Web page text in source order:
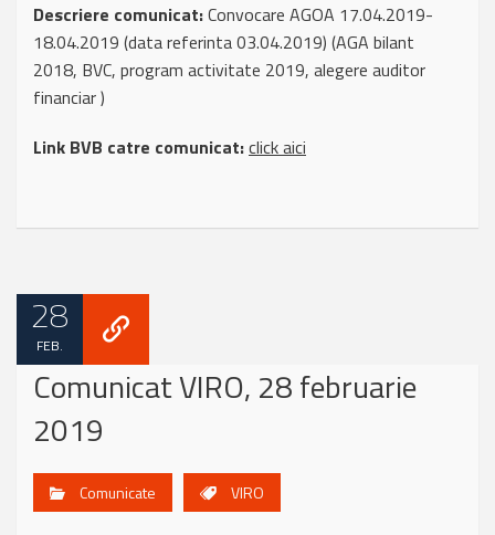
Descriere comunicat:Convocare AGOA 17.04.2019-
18.04.2019 (data referinta 03.04.2019) (AGA bilant
2018, BVC, program activitate 2019, alegere auditor
financiar )
Link BVB catre comunicat:click aici
28
FEB.
Comunicat VIRO, 28 februarie
2019
Comunicate VIRO